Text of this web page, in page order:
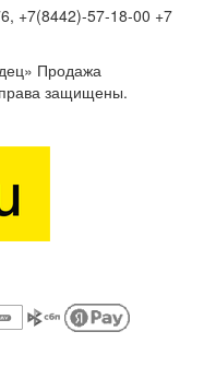
+7(8442)-57-18-00 +7
Продажа
защищены.